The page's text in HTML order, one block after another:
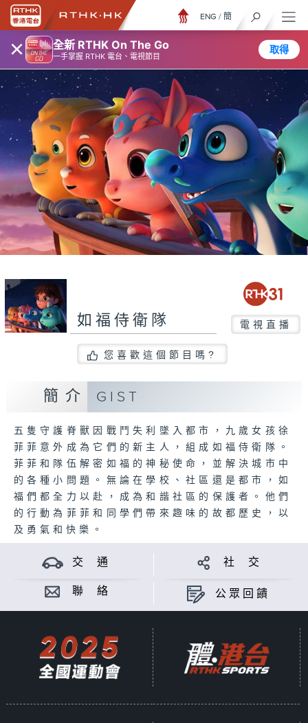
× 全新 RTHK On The Go
一手掌握 RTHK 電台、電視節目
取得
ENG / 簡
如福侍衛隊 電視直播
您喜歡這個節目嗎?
簡介 GIST
五隻守護脊獸因戰鬥失利墜入都市，九歲女孩徐
菲菲意外成為它們的新主人，組成如福侍衛隊。
菲菲和隊伍解密如福的神秘使命，並解決城市中
的各種小問題。無論在學校、社區還是都市，如
福們都全力以赴，成為和諧社區的保護者。他們
的行動為菲菲和同學們帶來趣味的故都歷史，以
及勇氣和快樂。
交 通 社 交
聯 絡 公眾回饋